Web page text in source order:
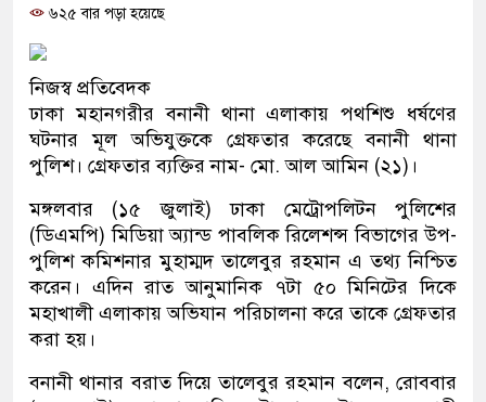
৬২৫ বার পড়া হয়েছে
নিজস্ব প্রতিবেদক
ঢাকা মহানগরীর বনানী থানা এলাকায় পথশিশু ধর্ষণের
ঘটনার মূল অভিযুক্তকে গ্রেফতার করেছে বনানী থানা
পুলিশ। গ্রেফতার ব্যক্তির নাম- মো. আল আমিন (২১)।
মঙ্গলবার (১৫ জুলাই) ঢাকা মেট্রোপলিটন পুলিশের
(ডিএমপি) মিডিয়া অ্যান্ড পাবলিক রিলেশন্স বিভাগের উপ-
পুলিশ কমিশনার মুহাম্মদ তালেবুর রহমান এ তথ্য নিশ্চিত
করেন। এদিন রাত আনুমানিক ৭টা ৫০ মিনিটের দিকে
মহাখালী এলাকায় অভিযান পরিচালনা করে তাকে গ্রেফতার
করা হয়।
বনানী থানার বরাত দিয়ে তালেবুর রহমান বলেন, রোববার